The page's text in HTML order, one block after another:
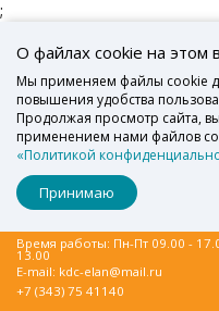
;
О файлах cookie на этом
Мы применяем файлы cookie
повышения удобства
Продолжая просмотр сайта,
применением нами файлов
«Политикой
Принимаю
Время работы: Пн-Пт 09.00 -
13.00
E-mail: kdc-elan@mail.ru
+7 (343) 75 41140